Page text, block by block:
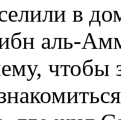
в
аль-
чтобы